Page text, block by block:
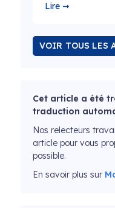
Lire ➞
VOIR TOUS LES
Cet article a été
traduction
Nos relecteurs
article pour vous
possible.
En savoir plus sur